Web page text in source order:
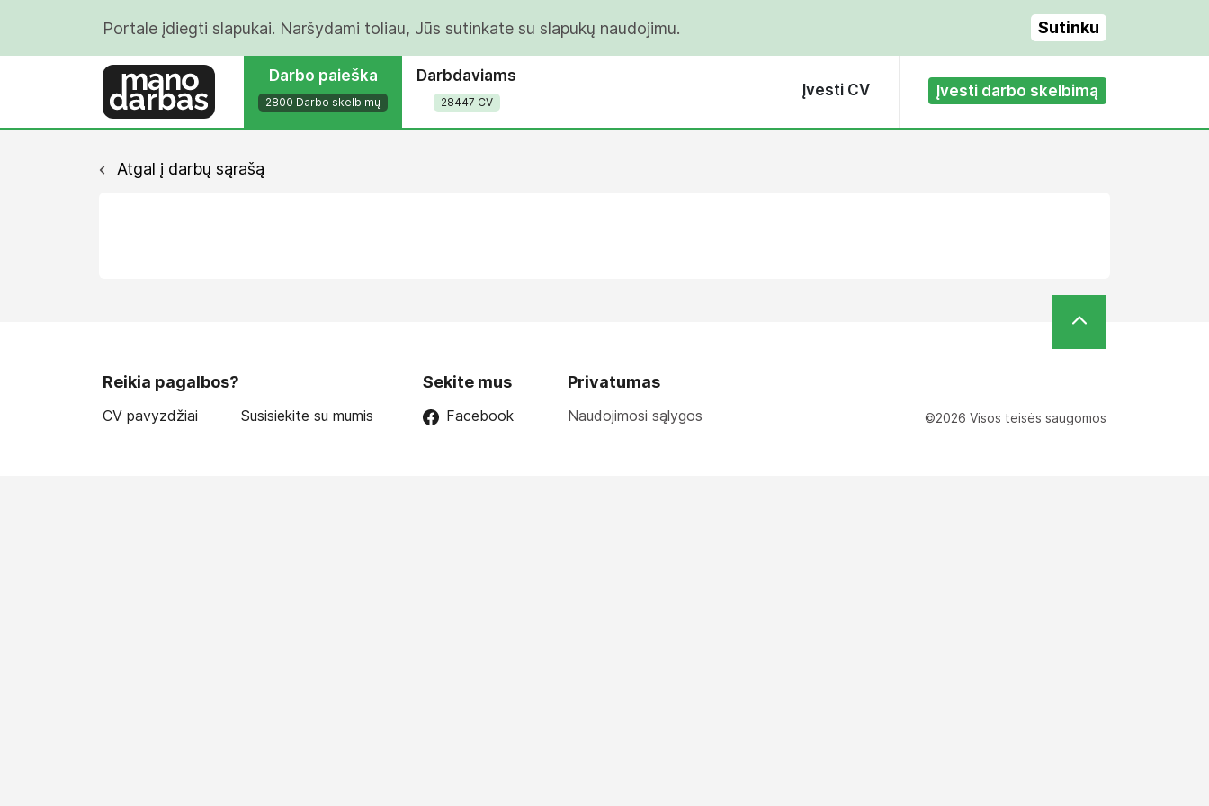
Portale įdiegti slapukai. Naršydami toliau, Jūs sutinkate su slapukų naudojimu. Sutinku
Darbo paieška
2800 Darbo skelbimų
Darbdaviams
28447 CV
Įvesti CV Įvesti darbo skelbimą
Atgal į darbų sąrašą
Reikia pagalbos?
CV pavyzdžiai Susisiekite su mumis
Sekite mus
Facebook
Privatumas
Naudojimosi sąlygos ©2026 Visos teisės saugomos